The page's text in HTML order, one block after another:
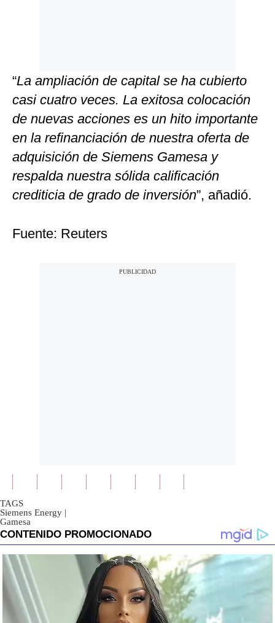
“La ampliación de capital se ha cubierto
casi cuatro veces. La exitosa colocación
de nuevas acciones es un hito importante
en la refinanciación de nuestra oferta de
adquisición de Siemens Gamesa y
respalda nuestra sólida calificación
crediticia de grado de inversión”, añadió.
Fuente: Reuters
TAGS
Siemens Energy |
Gamesa